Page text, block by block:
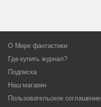
О Мире фантастики
Где купить журнал?
Подписка
Наш магазин
Пользовательское соглашение